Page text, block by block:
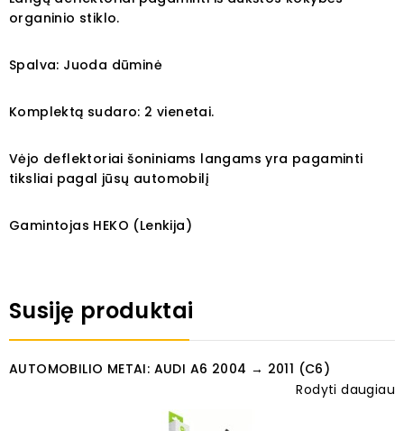
organinio stiklo.
Spalva: Juoda dūminė
Komplektą sudaro: 2 vienetai.
Vėjo deflektoriai šoniniams langams yra pagaminti
tiksliai pagal jūsų automobilį
Gamintojas HEKO (Lenkija)
Susiję produktai
AUTOMOBILIO METAI: AUDI A6 2004 → 2011 (C6)
Rodyti daugiau